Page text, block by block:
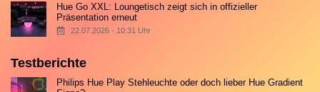
Hue Go XXL: Loungetisch zeigt sich in offizieller
Präsentation erneut
22.07.2026 - 10:31 Uhr
Testberichte
Philips Hue Play Stehleuchte oder doch lieber Hue Gradient